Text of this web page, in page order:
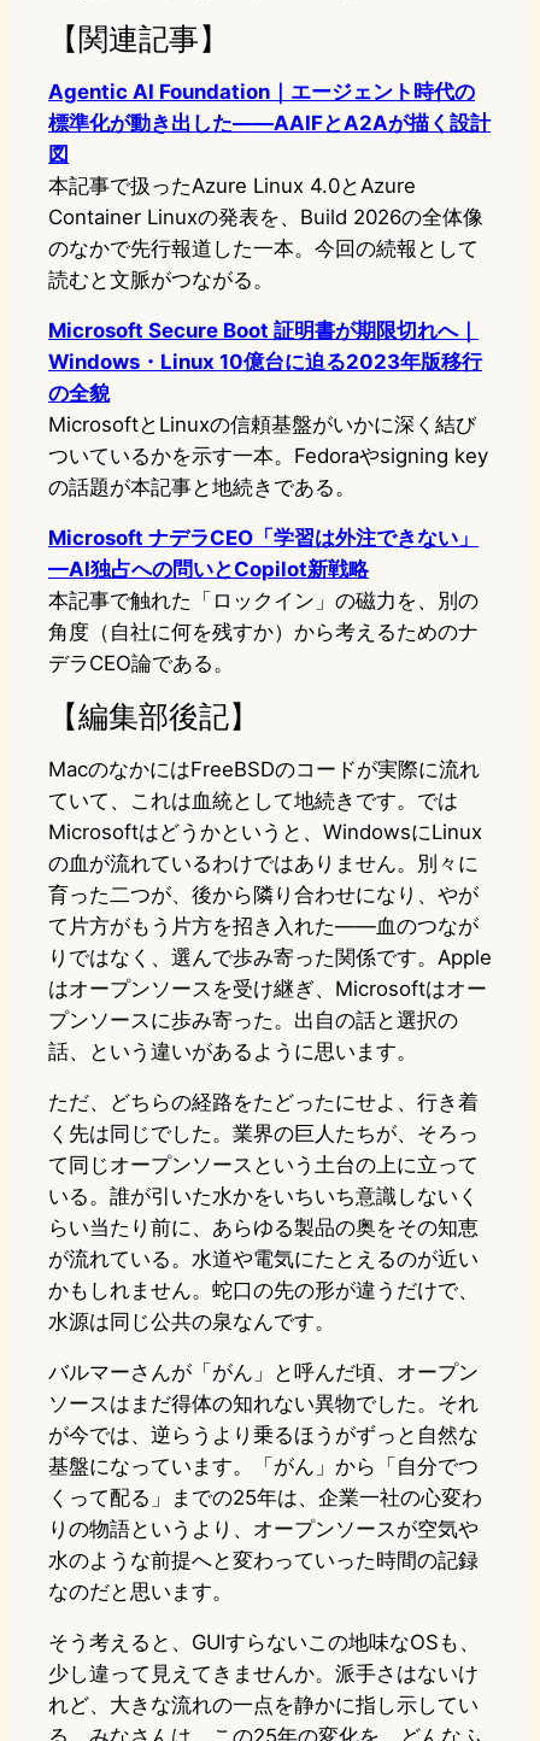
【関連記事】
Agentic AI Foundation｜エージェント時代の
標準化が動き出した——AAIFとA2Aが描く設計
図
本記事で扱ったAzure Linux 4.0とAzure
Container Linuxの発表を、Build 2026の全体像
のなかで先行報道した一本。今回の続報として
読むと文脈がつながる。
Microsoft Secure Boot 証明書が期限切れへ｜
Windows・Linux 10億台に迫る2023年版移行
の全貌
MicrosoftとLinuxの信頼基盤がいかに深く結び
ついているかを示す一本。Fedoraやsigning key
の話題が本記事と地続きである。
Microsoft ナデラCEO「学習は外注できない」
—AI独占への問いとCopilot新戦略
本記事で触れた「ロックイン」の磁力を、別の
角度（自社に何を残すか）から考えるためのナ
デラCEO論である。
【編集部後記】
MacのなかにはFreeBSDのコードが実際に流れ
ていて、これは血統として地続きです。では
Microsoftはどうかというと、WindowsにLinux
の血が流れているわけではありません。別々に
育った二つが、後から隣り合わせになり、やが
て片方がもう片方を招き入れた——血のつなが
りではなく、選んで歩み寄った関係です。Apple
はオープンソースを受け継ぎ、Microsoftはオー
プンソースに歩み寄った。出自の話と選択の
話、という違いがあるように思います。
ただ、どちらの経路をたどったにせよ、行き着
く先は同じでした。業界の巨人たちが、そろっ
て同じオープンソースという土台の上に立って
いる。誰が引いた水かをいちいち意識しないく
らい当たり前に、あらゆる製品の奥をその知恵
が流れている。水道や電気にたとえるのが近い
かもしれません。蛇口の先の形が違うだけで、
水源は同じ公共の泉なんです。
バルマーさんが「がん」と呼んだ頃、オープン
ソースはまだ得体の知れない異物でした。それ
が今では、逆らうより乗るほうがずっと自然な
基盤になっています。「がん」から「自分でつ
くって配る」までの25年は、企業一社の心変わ
りの物語というより、オープンソースが空気や
水のような前提へと変わっていった時間の記録
なのだと思います。
そう考えると、GUIすらないこの地味なOSも、
少し違って見えてきませんか。派手さはないけ
れど、大きな流れの一点を静かに指し示してい